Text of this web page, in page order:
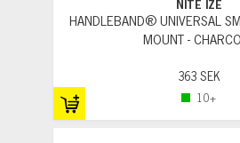
NITE IZE
HANDLEBAND® UNIVERSAL
MOUNT -
363 SEK
10+